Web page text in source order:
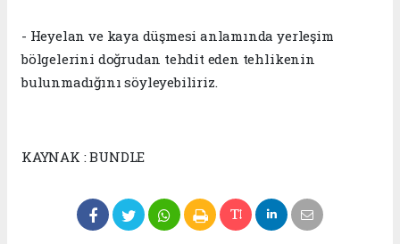
- Heyelan ve kaya düşmesi anlamında yerleşim
bölgelerini doğrudan tehdit eden tehlikenin
bulunmadığını söyleyebiliriz.
KAYNAK : BUNDLE